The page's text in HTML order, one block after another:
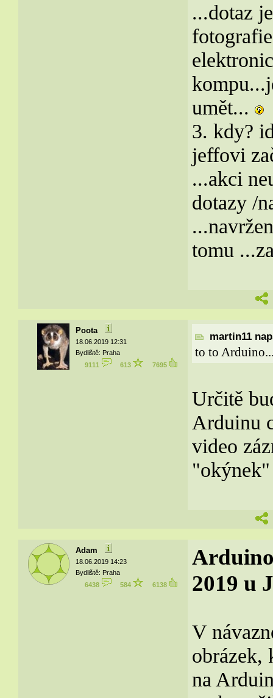
...dotaz
umět...
3. kdy?
jeffovi
...akci
dotazy /
tomu
Poota
18.06.2019 12:31
Bydliště: Praha
9111
613 7695
martin11
to to
Určitě
Arduinu
video
Adam
18.06.2019 14:23
Bydliště: Praha
6438
584 6138
2019 u
V
obrázek,
na